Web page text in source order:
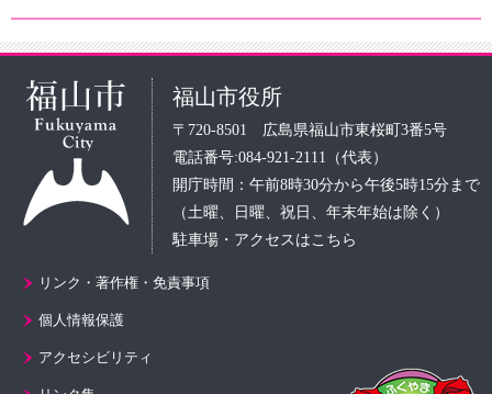
福山市役所
〒720-8501 広島県福山市東桜町3番5号
電話番号:084-921-2111（代表）
開庁時間：午前8時30分から午後5時15分まで
（土曜、日曜、祝日、年末年始は除く）
駐車場・アクセスはこちら
リンク・著作権・免責事項
個人情報保護
アクセシビリティ